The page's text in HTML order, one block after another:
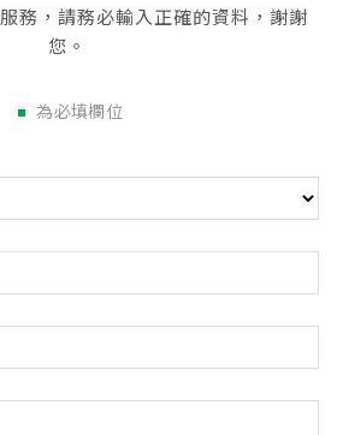
務，請務必輸入正確的資料，謝謝
您。
為必填欄位